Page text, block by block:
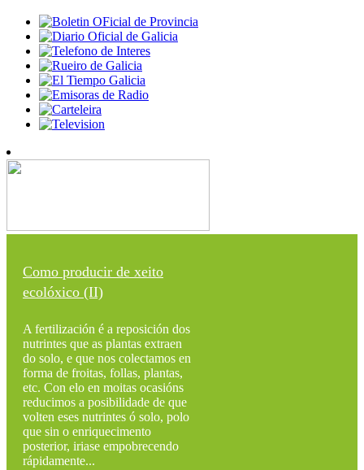
Como producir de xeito
ecolóxico (II)
A fertilización é a reposición dos
nutrintes que as plantas extraen
do solo, e que nos colectamos en
forma de froitas, follas, plantas,
etc. Con elo en moitas ocasións
reducimos a posibilidade de que
volten eses nutrintes ó solo, polo
que sin o enriquecimento
posterior, iriase empobrecendo
rápidamente...